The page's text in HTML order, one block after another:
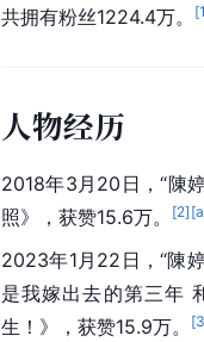
共拥有粉丝1224.4万。
[
人物经历
2018年3月20日，“陳
照》，获赞15.6万。
[2]
2023年1月22日，“陳
是我嫁出去的第三年
生！》，获赞15.9万。
[